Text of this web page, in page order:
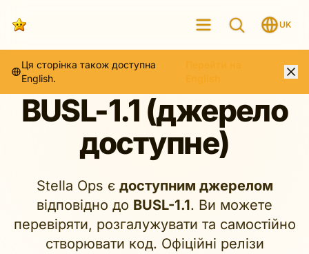
UK
BUSL-1.1 (джерело
доступне)
Stella Ops є доступним джерелом
відповідно до BUSL-1.1. Ви можете
перевіряти, розгалужувати та самостійно
створювати код. Офіційні релізи
Ця сторінка також доступна
English.